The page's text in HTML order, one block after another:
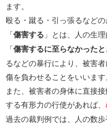
ます。
殴る・蹴る・引っ張るなど
「傷害する 」とは、人の生
「傷害するに至らなかったと
るなどの暴行により、被害
傷を負わせることをいいます
また、被害者の身体に直接
する有形力の行使があれば、
過去の裁判例では、人の数